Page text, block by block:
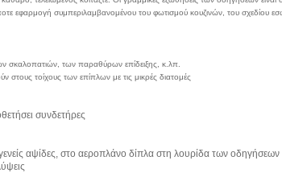
εφαρμογή συμπεριλαμβανομένου του φωτισμού κουζινών, του σχεδίου
σκαλοπατιών, των παραθύρων επίδειξης, κ.λπ.
τοίχους των επίπλων με τις μικρές διατομές
συνδετήρες
αψίδες, στο αεροπλάνο δίπλα στη λουρίδα των οδηγήσεων